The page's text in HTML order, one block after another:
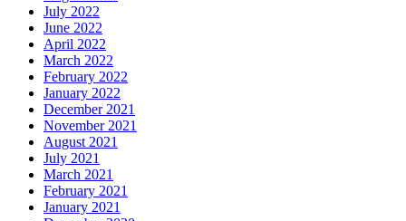
July 2022
June 2022
April 2022
March 2022
February 2022
January 2022
December 2021
November 2021
August 2021
July 2021
March 2021
February 2021
January 2021